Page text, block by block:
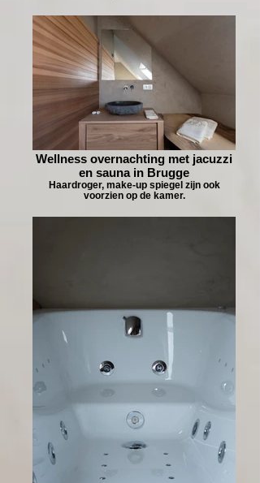
Wellness overnachting met jacuzzi
en sauna in Brugge
Haardroger, make-up spiegel zijn ook
voorzien op de kamer.